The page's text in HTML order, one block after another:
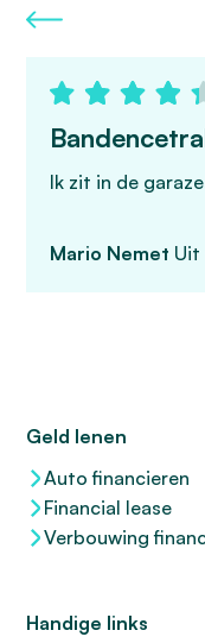
Ik zit in de
Mario Nemet Uit
Geld lenen
Auto financieren
Financial lease
Verbouwing
Handige links